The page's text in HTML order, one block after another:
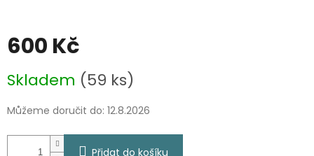
600 Kč
cena:
Skladem (59 ks)
Můžeme doručit do: 12.8.2026
Přidat do košíku